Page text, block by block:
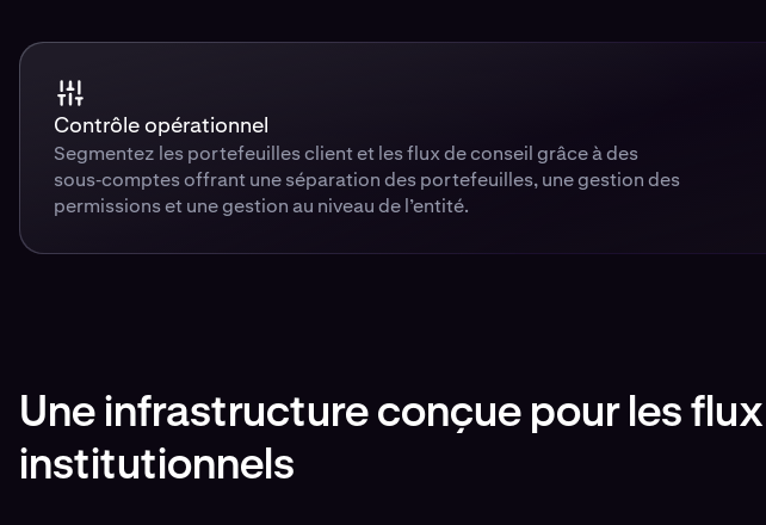
Contrôle opérationnel
Segmentez les portefeuilles client et les flux de conseil grâce à des
sous‑comptes offrant une séparation des portefeuilles, une gestion des
permissions et une gestion au niveau de l’entité.
Une infrastructure conçue pour les flux
institutionnels